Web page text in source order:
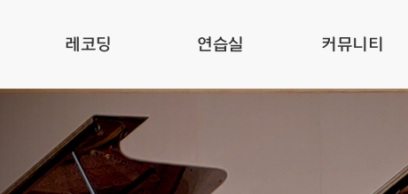
레코딩 연습실 커뮤니티